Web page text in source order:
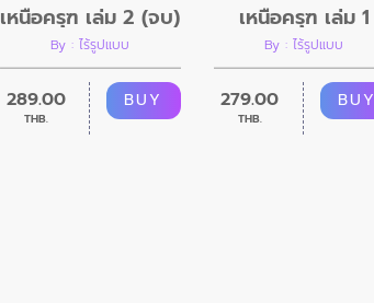
เหนือครุฑ เล่ม 2 (จบ)
By : ไร้รูปแบบ
289.00
THB.
BUY
เหนือครุฑ เล่ม 1
By : ไร้รูปแบบ
279.00
THB.
BUY